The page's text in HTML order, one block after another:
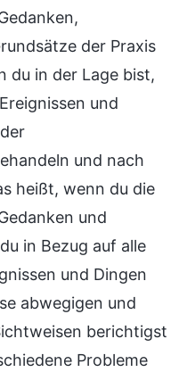
der Praxis
du in der Lage bist,
und
und nach
heißt, wenn du die
und
in Bezug auf alle
und Dingen
abwegigen und
berichtigst
Probleme